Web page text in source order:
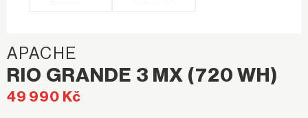
APACHE
RIO GRANDE 3 MX (720 WH)
49 990 Kč